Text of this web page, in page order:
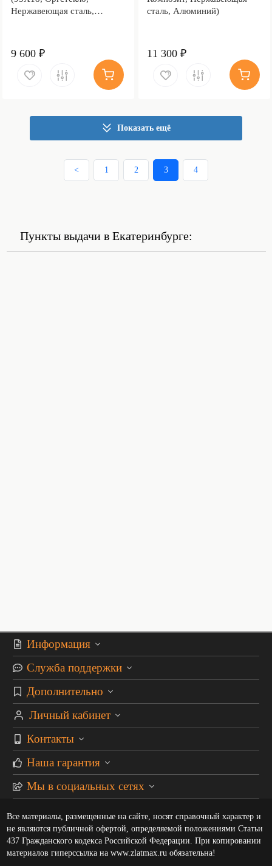
Нержавеющая сталь,
9 600 ₽
сталь, Алюминий)
11 300 ₽
Показать ещё
< 1 2 3 4
Пункты выдачи в Екатеринбурге:
Информация
Служба поддержки
Дополнительно
Личный кабинет
Контакты
Наша гарантия
Мы в социальных сетях
Все материалы, размещенные на сайте, носят справочный характер и
не являются публичной офертой, определяемой положениями Статьи
437 Гражданского кодекса Российской Федерации. При копировании
материалов гиперссылка на www.zlatmax.ru обязательна!